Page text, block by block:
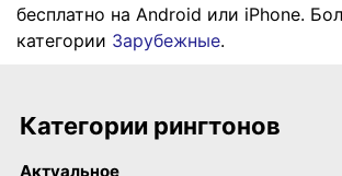
бесплатно на Android или iPhone.
категории Зарубежные.
Категории рингтонов
Актуальное